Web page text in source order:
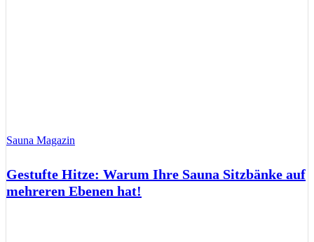
Sauna Magazin
Gestufte Hitze: Warum Ihre Sauna Sitzbänke auf
mehreren Ebenen hat!